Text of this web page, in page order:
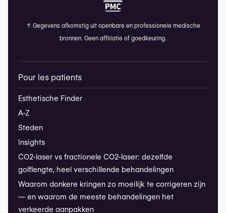
↑ Gegevens afkomstig uit openbare en professionele medische
bronnen. Geen affiliatie of goedkeuring.
Pour les patients
Esthetische Finder
A-Z
Steden
Insights
CO2-laser vs fractionele CO2-laser: dezelfde
golflengte, heel verschillende behandelingen
Waarom donkere kringen zo moeilijk te corrigeren zijn
— en waarom de meeste behandelingen het
verkeerde aanpakken